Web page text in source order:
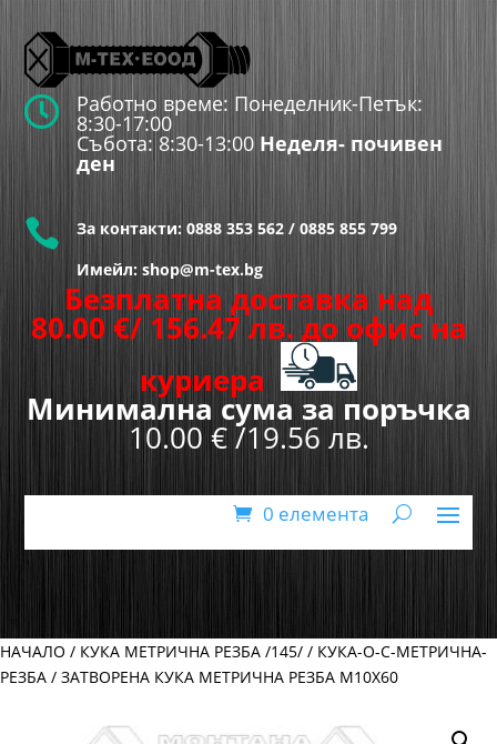
 Работно време: Понеделник-Петък:
8:30-17:00
Събота: 8:30-13:00 Неделя- почивен
ден
 За контакти: 0888 353 562 / 0885 855 799
Имейл: shop@m-tex.bg
Безплатна доставка над
80.00 €/ 156.47 лв. до офис на
куриера
Минимална сума за поръчка
10.00 € /19.56 лв.
0 елемента
НАЧАЛО / КУКА МЕТРИЧНА РЕЗБА /145/ / КУКА-О-С-МЕТРИЧНА-
РЕЗБА / ЗАТВОРЕНА КУКА МЕТРИЧНА РЕЗБА М10Х60